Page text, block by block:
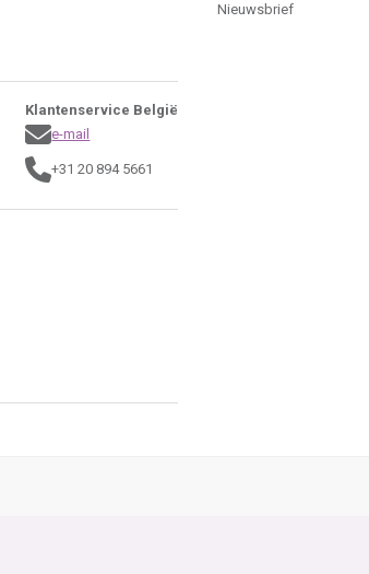
Klantenservice België
e-mail
+31 20 894 5661
Nieuwsbrief